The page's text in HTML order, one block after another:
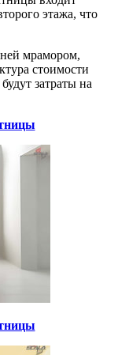
этажа, что
мрамором,
стоимости
будут затраты на